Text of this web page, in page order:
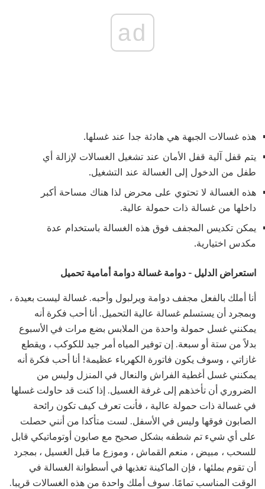
ad
هذه غسالات الجبهة هي هادئة جدا عند غسلها.
يتم قفل آلية قفل الأمان عند تشغيل الغسالات لإزالة أي
طفل من الدخول إلى الغسالة عند التشغيل.
هذه الغسالة لا تحتوي على محرض لذا هناك مساحة أكبر
داخلها من غسالة ذات حمولة عالية.
يمكن تكديس المجفف فوق هذه الغسالة باستخدام عدة
مكدس اختيارية.
استعراض الدليل - دوامة غسالة دوامة أمامية تحميل
أنا أملك بالفعل مجفف دوامة ويرلبول وأحبه. غسالة ليست بعيدة ،
وبمجرد أن يستسلم غسالة عالية التحميل. أنا أحب فكرة أنه
يمكنني غسل حمولة واحدة من الملابس بضع مرات في الأسبوع
بدلاً من ستة أو سبعة. إن توفير المياه أمر جيد للكوكب ، ويقطع
غازاتي ، وسوف يكون فاتورة الكهرباء عظيمة! أنا أحب فكرة أنه
يمكنني غسل أغطية الفراش والنعال في المنزل وليس من
الضروري أن تأخذهم إلى غرفة الغسيل. إذا كنت قد حاولت غسلها
في غسالة ذات حمولة عالية ، فأنت تعرف كيف تكون رائحة
الصابون فوقها وليس في الأسفل. لست متأكدا من أنني حصلت
على أي شيء تم شطفه بشكل صحيح مع صابون أوتوماتيكي قابل
للسحب ، مبيض ، منعم القماش ، وموزع ما قبل الغسيل ، بمجرد
أن تقوم بملئها ، فإن الماكينة تغذيها في أسطوانة الغسالة في
الوقت المناسب تمامًا. سوف أملك واحدة من هذه الغسالات قريبا.